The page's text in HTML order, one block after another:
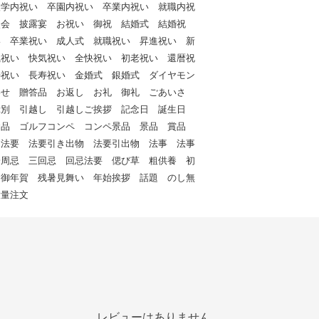
内祝い 卒園内祝い 卒業内祝い 就職内祝
会 披露宴 お祝い 御祝 結婚式 結婚祝
卒業祝い 成人式 就職祝い 昇進祝い 新
い 快気祝い 全快祝い 初老祝い 還暦祝
い 長寿祝い 金婚式 銀婚式 ダイヤモン
せ 贈答品 お返し お礼 御礼 ごあいさ
引越し 引越しご挨拶 記念日 誕生日
ゴルフコンペ コンペ景品 景品 賞品
要 法要引き出物 法要引出物 法事 法事
周忌 三回忌 回忌法要 偲び草 粗供養 初
賀 残暑見舞い 年始挨拶 話題 のし無
注文